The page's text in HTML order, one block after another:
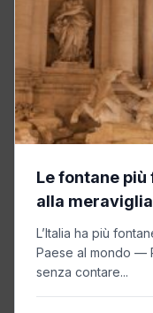
Le fontane più
alla meraviglia
L’Italia ha più
Paese al mondo —
senza contare...